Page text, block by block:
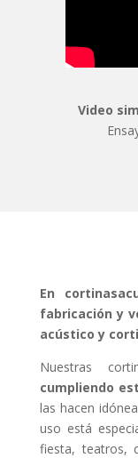
Video
En
fabricación y
acústico y
Nuestras
cumpliendo
las hacen
uso está
fiesta, teatros,